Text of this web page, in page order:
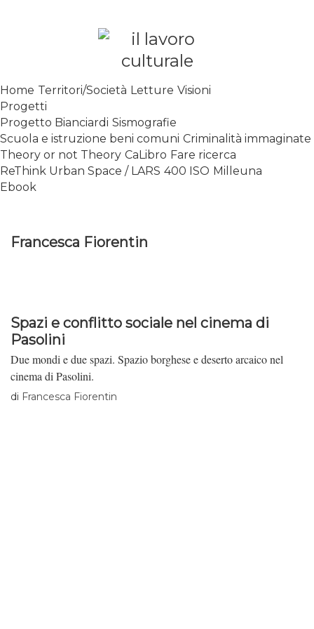
SPALANCARE LE FINESTRE DEI
CONTEMPORANEO
Home Territori/Società Letture Visioni
Progetti
Progetto Bianciardi Sismografie
Scuola e istruzione beni comuni Criminalità immaginate
Theory or not Theory CaLibro Fare ricerca
ReThink Urban Space / LARS 400 ISO Milleuna
Ebook
Francesca Fiorentin
Spazi e conflitto sociale nel cinema di
Pasolini
Due mondi e due spazi. Spazio borghese e deserto arcaico nel
cinema di Pasolini.
di Francesca Fiorentin